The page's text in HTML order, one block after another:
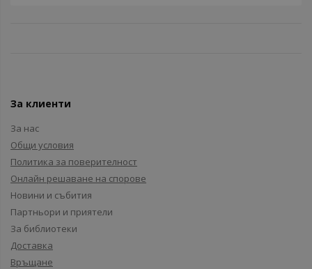
За клиенти
За нас
Общи условия
Политика за поверителност
Онлайн решаване на спорове
Новини и събития
Партньори и приятели
За библиотеки
Доставка
Връщане